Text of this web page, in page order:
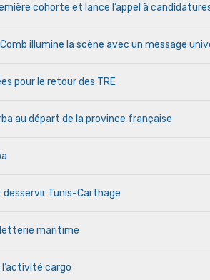
cohorte et lance l’appel à
illumine la scène avec un message
pour le retour des TRE
au départ de la province française
Tunis-Carthage
maritime
l’activité cargo